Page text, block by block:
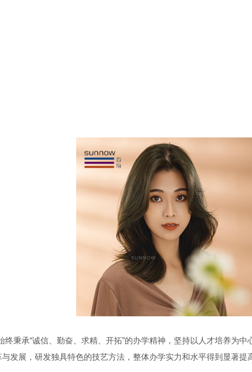
终秉承“诚信、勤奋、求精、开拓”的办学精神，坚持以人才培养为
发展，研发独具特色的技艺方法，整体办学实力和水平得到显著提